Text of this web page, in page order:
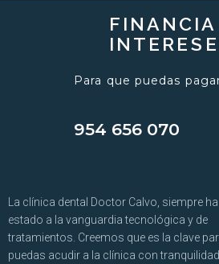
FINANCIA
Para que puedas
954 656 070
La clínica dental Doctor Calvo, siempre ha
estado a la vanguardia tecnológica y de
tratamientos. Creemos que es la clave
puedas acudir a la clínica con